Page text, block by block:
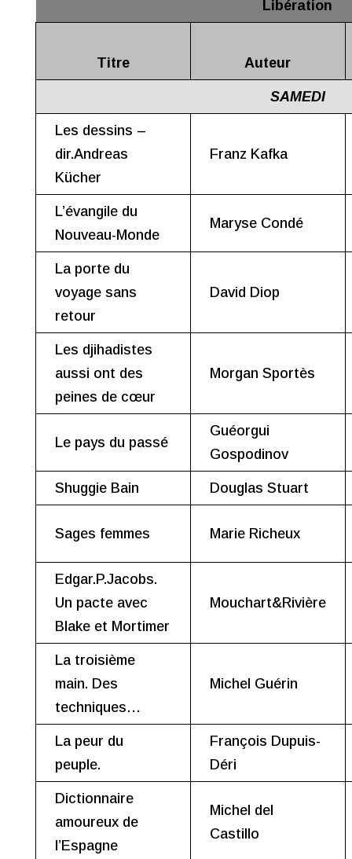
Libération
Titre Auteur
SAMEDI
Les dessins –
dir.Andreas
Kücher
Franz Kafka
L’évangile du
Nouveau-Monde
Maryse Condé
La porte du
voyage sans
retour
David Diop
Les djihadistes
aussi ont des
peines de cœur
Morgan Sportès
Le pays du passé
Guéorgui
Gospodinov
Shuggie Bain Douglas Stuart
Sages femmes Marie Richeux
Edgar.P.Jacobs.
Un pacte avec
Blake et Mortimer
Mouchart&Rivière
La troisième
main. Des
techniques…
Michel Guérin
La peur du
peuple.
François Dupuis-
Déri
Dictionnaire
amoureux de
l’Espagne
Michel del
Castillo